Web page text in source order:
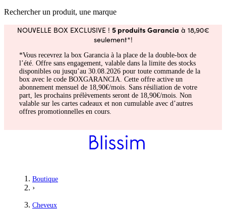
Rechercher un produit, une marque
NOUVELLE BOX EXCLUSIVE ! 5 produits Garancia à 18,90€
seulement*!
*Vous recevrez la box Garancia à la place de la double-box de
l’été. Offre sans engagement, valable dans la limite des stocks
disponibles ou jusqu’au 30.08.2026 pour toute commande de la
box avec le code BOXGARANCIA. Cette offre active un
abonnement mensuel de 18,90€/mois. Sans résiliation de votre
part, les prochains prélèvements seront de 18,90€/mois. Non
valable sur les cartes cadeaux et non cumulable avec d’autres
offres promotionnelles en cours.
Boutique
›
Cheveux